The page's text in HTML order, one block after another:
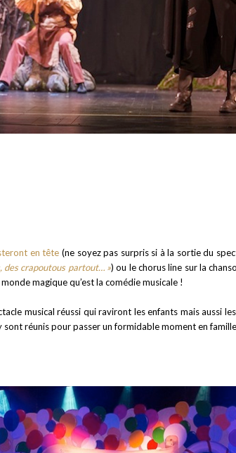
en tête (ne soyez pas surpris si à la sortie du
des crapoutous partout… ») ou le chorus line sur la
magique qu’est la comédie musicale !
musical réussi qui raviront les enfants mais aussi
réunis pour passer un formidable moment en